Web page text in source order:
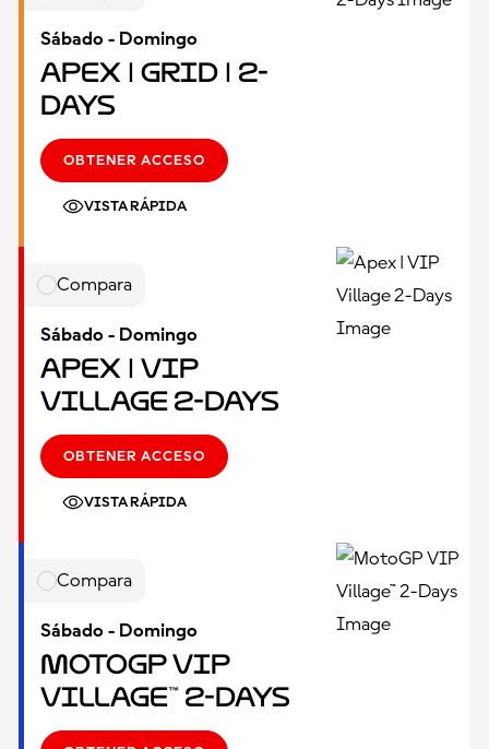
Sábado - Domingo
Apex | Grid | 2-
Days
OBTENER ACCESO
VISTA RÁPIDA
Compara
Sábado - Domingo
Apex | VIP
Village 2-Days
OBTENER ACCESO
VISTA RÁPIDA
Compara
Sábado - Domingo
MotoGP VIP
Village™ 2-Days